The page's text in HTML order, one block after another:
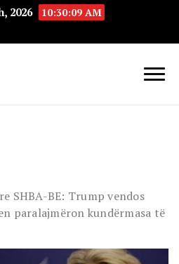
2026 10:30:10 AM
SHBA-BE: Trump vendos
paralajmëron kundërmasa të